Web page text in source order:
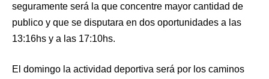
seguramente será la que concentre mayor cantidad de
publico y que se disputara en dos oportunidades a las
13:16hs y a las 17:10hs.
El domingo la actividad deportiva será por los caminos